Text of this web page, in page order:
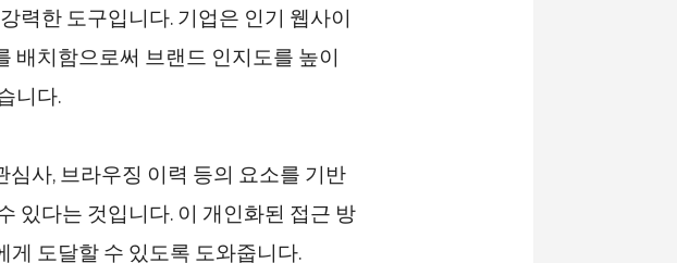
력한 도구입니다. 기업은 인기 웹사이
배치함으로써 브랜드 인지도를 높이
니다.
사, 브라우징 이력 등의 요소를 기반
있다는 것입니다. 이 개인화된 접근 방
도달할 수 있도록 도와줍니다.